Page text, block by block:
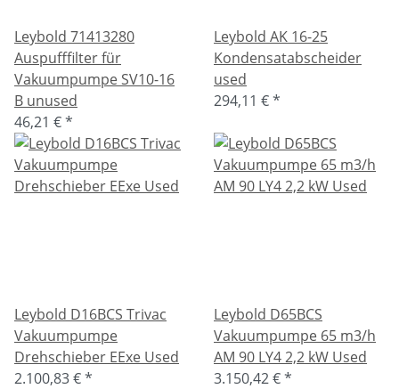
Leybold 71413280
Auspufffilter für
Vakuumpumpe SV10-16
B unused
46,21 €*
Leybold AK 16-25
Kondensatabscheider
used
294,11 €*
Leybold D16BCS Trivac
Vakuumpumpe
Drehschieber EExe Used
2.100,83 €*
Leybold D65BCS
Vakuumpumpe 65 m3/h
AM 90 LY4 2,2 kW Used
3.150,42 €*